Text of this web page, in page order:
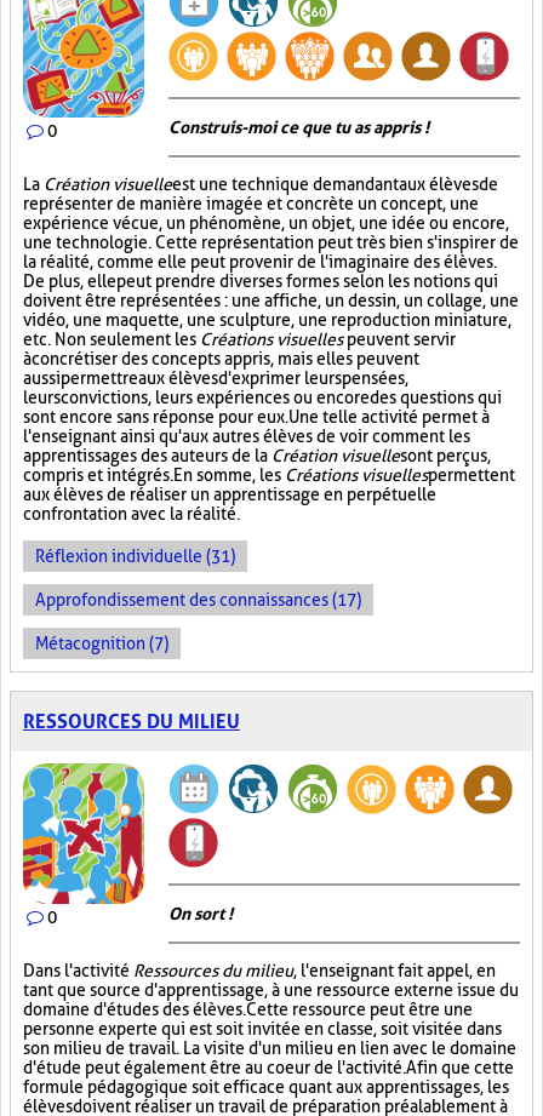
0 Construis-moi ce que tu as appris !
La Création visuelleest une technique demandant aux élèves de
représenter de manière imagée et concrète un concept, une
expérience vécue, un phénomène, un objet, une idée ou encore,
une technologie. Cette représentation peut très bien s'inspirer de
la réalité, comme elle peut provenir de l'imaginaire des élèves.
De plus, elle peut prendre diverses formes selon les notions qui
doivent être représentées : une affiche, un dessin, un collage, une
vidéo, une maquette, une sculpture, une reproduction miniature,
etc. Non seulement les Créations visuellespeuvent servir
à concrétiser des concepts appris, mais elles peuvent
aussi permettre aux élèves d'exprimer leurs pensées,
leurs convictions, leurs expériences ou encore des questions qui
sont encore sans réponse pour eux. Une telle activité permet à
l'enseignant ainsi qu'aux autres élèves de voir comment les
apprentissages des auteurs de la Création visuellesont perçus,
compris et intégrés. En somme, les Créations visuellespermettent
aux élèves de réaliser un apprentissage en perpétuelle
confrontation avec la réalité.
Réflexion individuelle (31)
Approfondissement des connaissances (17)
Métacognition (7)
RESSOURCES DU MILIEU
0 On sort !
Dans l'activité Ressources du milieu, l'enseignant fait appel, en
tant que source d'apprentissage, à une ressource externe issue du
domaine d'études des élèves. Cette ressource peut être une
personne experte qui est soit invitée en classe, soit visitée dans
son milieu de travail. La visite d'un milieu en lien avec le domaine
d'étude peut également être au coeur de l'activité. Afin que cette
formule pédagogique soit efficace quant aux apprentissages, les
élèves doivent réaliser un travail de préparation préalablement à